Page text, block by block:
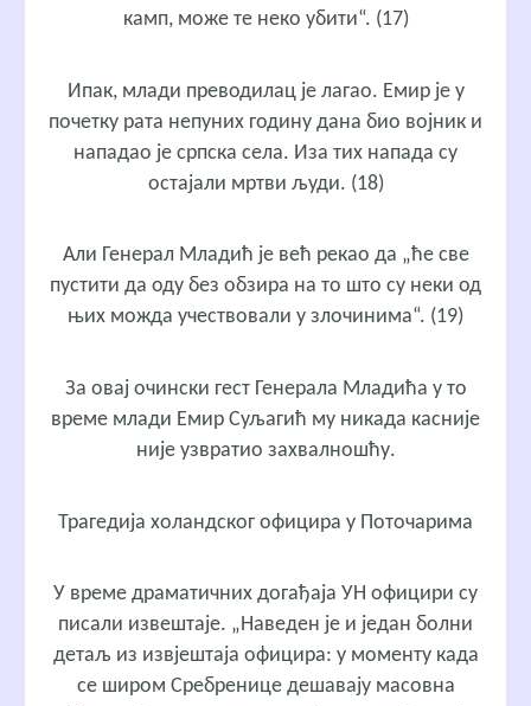
камп, може те неко убити“. (17)
Ипак, млади преводилац је лагао. Емир је у
почетку рата непуних годину дана био војник и
нападао је српска села. Иза тих напада су
остајали мртви људи. (18)
Али Генерал Младић је већ рекао да „ће све
пустити да оду без обзира на то што су неки од
њих можда учествовали у злочинима“. (19)
За овај очински гест Генерала Младића у то
време млади Емир Суљагић му никада касније
није узвратио захвалношћу.
Трагедија холандског официра у Поточарима
У време драматичних догађаја УН официри су
писали извештаје. „Наведен је и један болни
детаљ из извјештаја официра: у моменту када
се широм Сребренице дешавају масовна